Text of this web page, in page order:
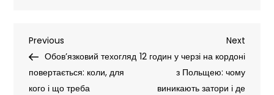
гривень
за
Навігація
записів
Previous
Post
Previous
Обов’язковий техогляд
повертається: коли, для
кого і що треба
Next
Post
Next
12 годин у черзі на кордоні
з Польщею: чому
виникають затори і де